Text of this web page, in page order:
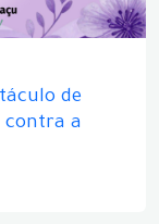
de
contra a